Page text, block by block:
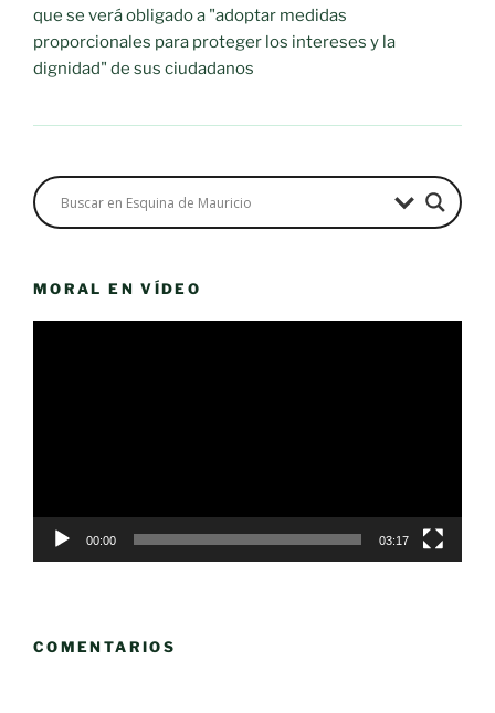
que se verá obligado a "adoptar medidas
proporcionales para proteger los intereses y la
dignidad" de sus ciudadanos
MORAL EN VÍDEO
00:00 03:17
COMENTARIOS